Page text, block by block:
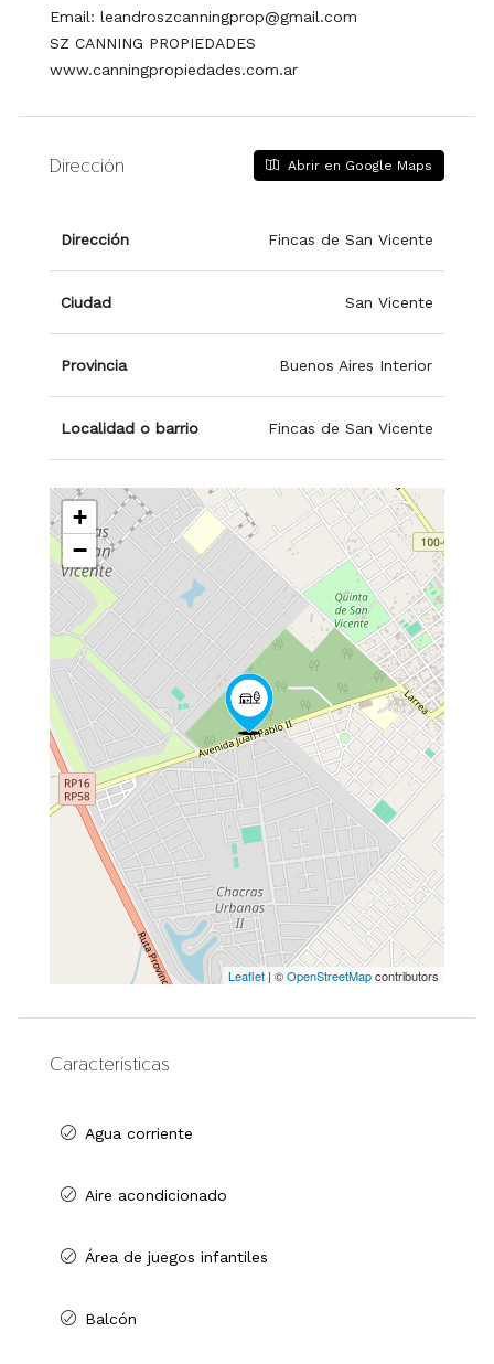
Email: leandroszcanningprop@gmail.com
SZ CANNING PROPIEDADES
www.canningpropiedades.com.ar
Dirección Abrir en Google Maps
Dirección Fincas de San Vicente
Ciudad San Vicente
Provincia Buenos Aires Interior
Localidad o barrio Fincas de San Vicente
+
−
Leaflet | ©OpenStreetMapcontributors
Características
Agua corriente
Aire acondicionado
Área de juegos infantiles
Balcón